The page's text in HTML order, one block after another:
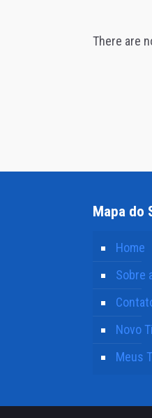
There are
Mapa do
Home
Sobre
Novo
Meus